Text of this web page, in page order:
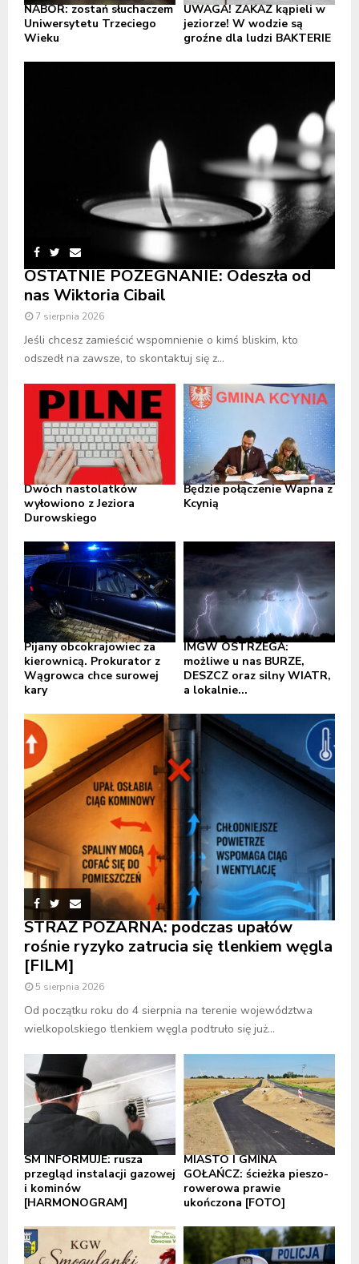
NABÓR: zostań słuchaczem
Uniwersytetu Trzeciego
Wieku
UWAGA! ZAKAZ kąpieli w
jeziorze! W wodzie są
groźne dla ludzi BAKTERIE
OSTATNIE POŻEGNANIE: Odeszła od
nas Wiktoria Cibail
7 sierpnia 2026
Jeśli chcesz zamieścić wspomnienie o kimś bliskim, kto
odszedł na zawsze, to skontaktuj się z...
Dwóch nastolatków
wyłowiono z Jeziora
Durowskiego
Będzie połączenie Wapna z
Kcynią
Pijany obcokrajowiec za
kierownicą. Prokurator z
Wągrowca chce surowej
kary
IMGW OSTRZEGA:
możliwe u nas BURZE,
DESZCZ oraz silny WIATR,
a lokalnie...
STRAŻ POŻARNA: podczas upałów
rośnie ryzyko zatrucia się tlenkiem węgla
[FILM]
5 sierpnia 2026
Od początku roku do 4 sierpnia na terenie województwa
wielkopolskiego tlenkiem węgla podtruło się już...
SM INFORMUJE: rusza
przegląd instalacji gazowej
i kominów
[HARMONOGRAM]
MIASTO I GMINA
GOŁAŃCZ: ścieżka pieszo-
rowerowa prawie
ukończona [FOTO]